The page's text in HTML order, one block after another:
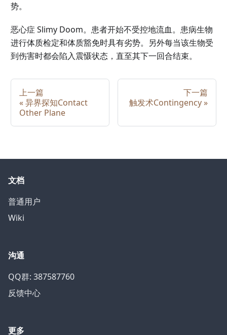
势。
恶心症 Slimy Doom。患者开始不受控地流血。患病生物
进行体质检定和体质豁免时具有劣势。另外每当该生物受
到伤害时都会陷入震慑状态，直至其下一回合结束。
上一篇
«异界探知Contact
Other Plane
下一篇
触发术Contingency»
文档
普通用户
Wiki
沟通
QQ群: 387587760
反馈中心
更多